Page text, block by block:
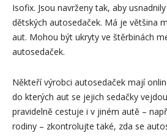
Isofix. Jsou navrženy tak, aby
dětských autosedaček. Má je většina
aut. Mohou být ukryty ve štěrbinách
autosedaček.
Někteří výrobci autosedaček mají
do kterých aut se jejich sedačky
pravidelně cestuje i v jiném autě –
rodiny – zkontrolujte také, zda se